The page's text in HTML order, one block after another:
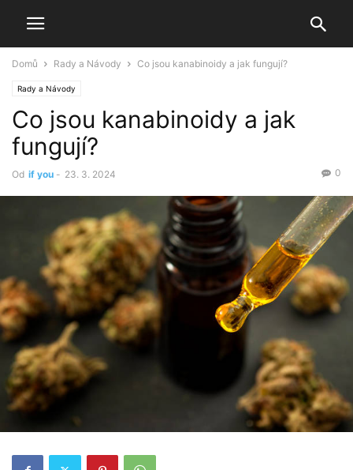
Domů Rady a Návody Co jsou kanabinoidy a jak fungují?
Rady a Návody
Co jsou kanabinoidy a jak
fungují?
Od if you - 23. 3. 2024 0
Nezbytné
Tyto
volitelné.